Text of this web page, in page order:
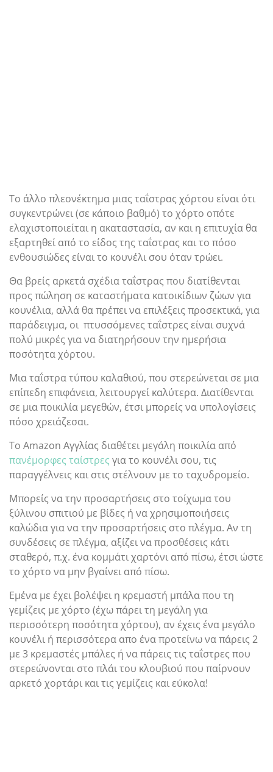
Το άλλο πλεονέκτημα μιας ταΐστρας χόρτου είναι ότι
συγκεντρώνει (σε κάποιο βαθμό) το χόρτο οπότε
ελαχιστοποιείται η ακαταστασία, αν και η επιτυχία θα
εξαρτηθεί από το είδος της ταΐστρας και το πόσο
ενθουσιώδες είναι το κουνέλι σου όταν τρώει.
Θα βρείς αρκετά σχέδια ταΐστρας που διατίθενται
προς πώληση σε καταστήματα κατοικίδιων ζώων για
κουνέλια, αλλά θα πρέπει να επιλέξεις προσεκτικά, για
παράδειγμα, οι πτυσσόμενες ταΐστρες είναι συχνά
πολύ μικρές για να διατηρήσουν την ημερήσια
ποσότητα χόρτου.
Μια ταΐστρα τύπου καλαθιού, που στερεώνεται σε μια
επίπεδη επιφάνεια, λειτουργεί καλύτερα. Διατίθενται
σε μια ποικιλία μεγεθών, έτσι μπορείς να υπολογίσεις
πόσο χρειάζεσαι.
Το Amazon Αγγλίας διαθέτει μεγάλη ποικιλία από
πανέμορφες ταίστρες για το κουνέλι σου, τις
παραγγέλνεις και στις στέλνουν με το ταχυδρομείο.
Μπορείς να την προσαρτήσεις στο τοίχωμα του
ξύλινου σπιτιού με βίδες ή να χρησιμοποιήσεις
καλώδια για να την προσαρτήσεις στο πλέγμα. Αν τη
συνδέσεις σε πλέγμα, αξίζει να προσθέσεις κάτι
σταθερό, π.χ. ένα κομμάτι χαρτόνι από πίσω, έτσι ώστε
το χόρτο να μην βγαίνει από πίσω.
Εμένα με έχει βολέψει η κρεμαστή μπάλα που τη
γεμίζεις με χόρτο (έχω πάρει τη μεγάλη για
περισσότερη ποσότητα χόρτου), αν έχεις ένα μεγάλο
κουνέλι ή περισσότερα απο ένα προτείνω να πάρεις 2
με 3 κρεμαστές μπάλες ή να πάρεις τις ταΐστρες που
στερεώνονται στο πλάι του κλουβιού που παίρνουν
αρκετό χορτάρι και τις γεμίζεις και εύκολα!